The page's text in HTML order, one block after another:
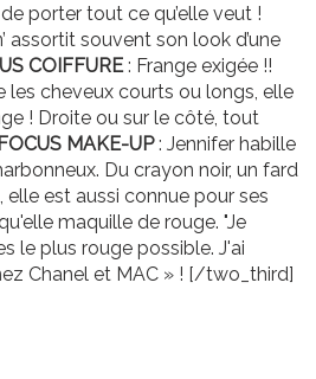
porter tout ce qu’elle veut !
assortit souvent son look d’une
COIFFURE : Frange exigée !!
les cheveux courts ou longs, elle
! Droite ou sur le côté, tout
FOCUS MAKE-UP: Jennifer habille
Du crayon noir, un fard
elle est aussi connue pour ses
maquille de rouge. "Je
le plus rouge possible. J'ai
Chanel et MAC » ! [/two_third]